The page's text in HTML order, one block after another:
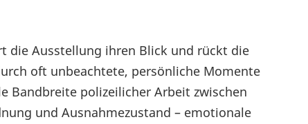
die Ausstellung ihren Blick und rückt die
oft unbeachtete, persönliche Momente
Bandbreite polizeilicher Arbeit zwischen
und Ausnahmezustand – emotionale